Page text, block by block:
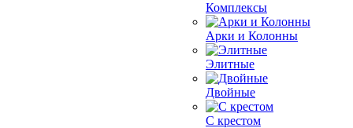
Комплексы
Арки и Колонны
Элитные
Двойные
С крестом